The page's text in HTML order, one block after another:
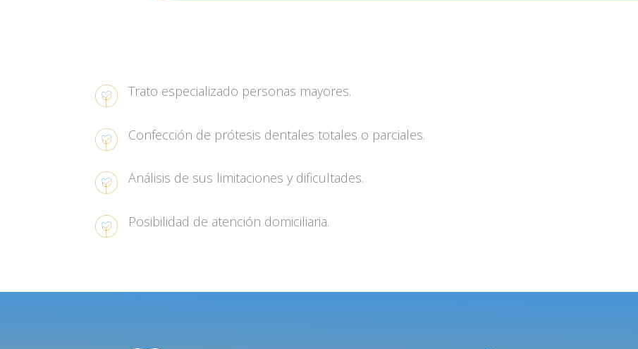
Trato especializado personas mayores.
Confección de prótesis dentales totales o parciales.
Análisis de sus limitaciones y dificultades.
Posibilidad de atención domiciliaria.